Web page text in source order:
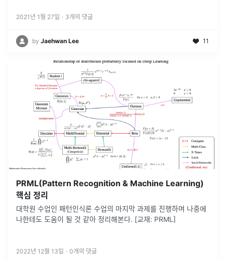
2021년 1월 27일 · 3개의 댓글
by Jaehwan Lee 11
PRML(Pattern Recognition & Machine Learning)
핵심 정리
대학원 수업인 패턴인식론 수업의 마지막 과제를 진행하며 나중에
나한테도 도움이 될 것 같아 정리해본다. [교재: PRML]
2022년 12월 13일 · 0개의 댓글